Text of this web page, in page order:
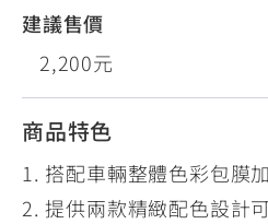
建議售價
2,200元
商品特色
1. 搭配車輛整體色彩包膜
2. 提供兩款精緻配色設計